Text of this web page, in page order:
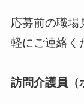
応募前の職場
軽にご連絡く
訪問介護員（